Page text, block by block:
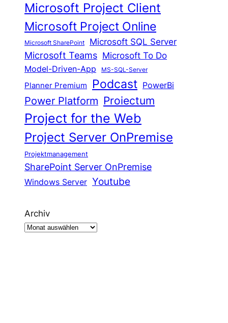
Microsoft Project Client
Microsoft Project Online
Microsoft SharePoint Microsoft SQL Server
Microsoft Teams Microsoft To Do
Model-Driven-App MS-SQL-Server
Planner Premium Podcast PowerBi
Power Platform Proiectum
Project for the Web
Project Server OnPremise
Projektmanagement
SharePoint Server OnPremise
Windows Server Youtube
Archiv